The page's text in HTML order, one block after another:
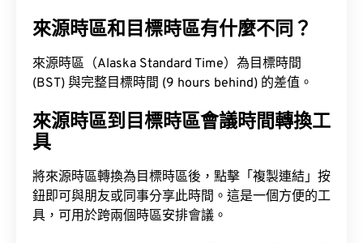
來源時區和目標時區有什麼不同？
來源時區（Alaska Standard Time）為目標時間
(BST) 與完整目標時間 (9 hours behind) 的差值。
來源時區到目標時區會議時間轉換工
具
將來源時區轉換為目標時區後，點擊「複製連結」按
鈕即可與朋友或同事分享此時間。這是一個方便的工
具，可用於跨兩個時區安排會議。